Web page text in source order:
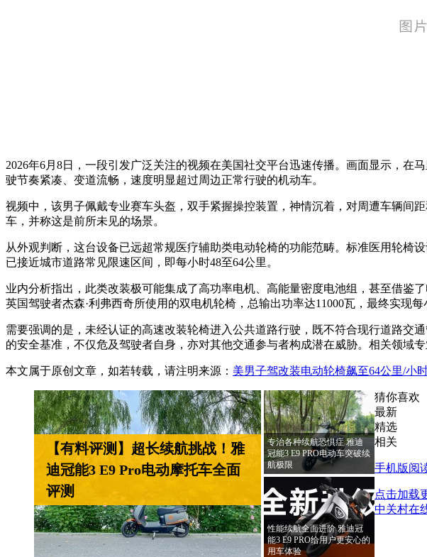
2026年6月8日，一段引发广泛关注的视频在美国社交平台迅速传播。画面显示，
驶节奏紧凑、变道流畅，速度明显超过周边正常行驶的机动车。
视频中，该男子佩戴专业赛车头盔，双手紧握操控装置，神情沉着，对周遭车辆间
车，并称这是前所未见的场景。
从外观判断，这台设备已远超常规医疗辅助类电动轮椅的功能范畴。标准医用轮椅
已接近城市道路常见限速区间，即每小时48至64公里。
业内分析指出，此类改装极可能集成了高功率电机、高能量密度电池组，甚至借
英国驾驶者杰森·利弗西奇所使用的双电机轮椅，总输出功率达11000瓦，最终实现每
需要强调的是，未经认证的高速改装轮椅进入公共道路行驶，既不符合现行道路交
的安全基准，不仅危及驾驶者自身，亦对其他交通参与者构成潜在威胁。相关领域
本文属于原创文章，如若转载，请注明来源： 美男子驾改装电动轮椅飙至64公里/小
【有料评测】超长续航挑战！雅
迪冠能3 E9 Pro电动摩托车全面
评测
专治各种续航恐惧症 雅迪
冠能3 E9 PRO电动车突破续
航极限
性能续航全面进阶 雅迪冠
能3 E9 PRO给用户更安心的
用车体验
猜你喜欢
最新
精选
相关
手机版阅
点击加载
中关村在